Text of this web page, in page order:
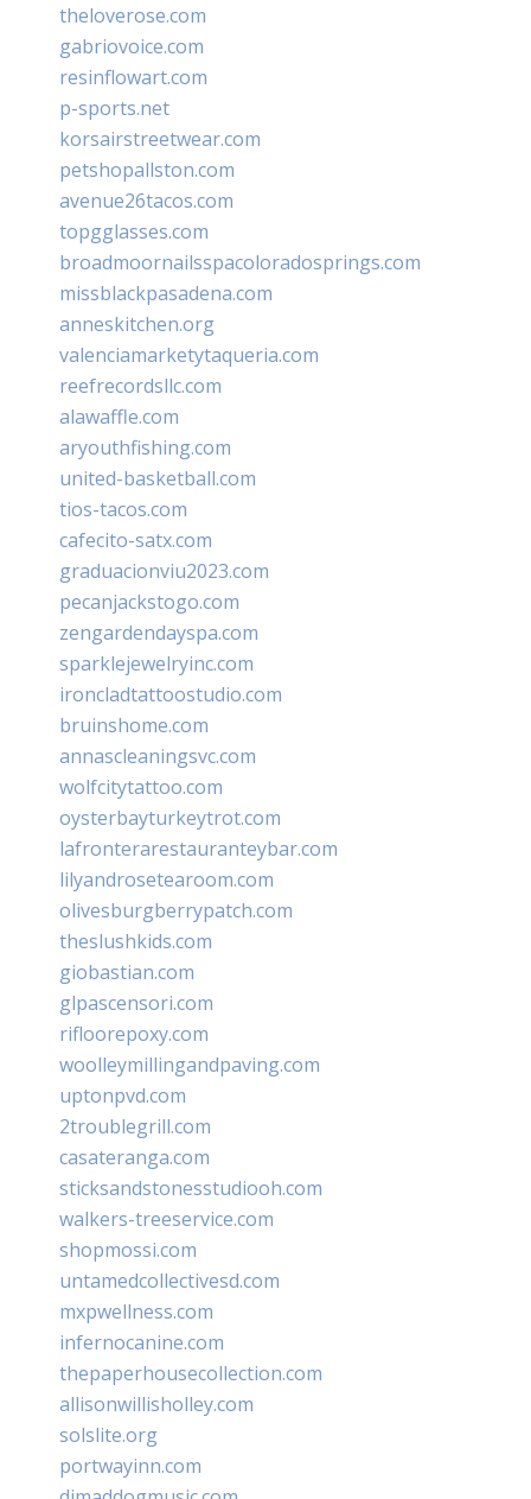
theloverose.com
gabriovoice.com
resinflowart.com
p-sports.net
korsairstreetwear.com
petshopallston.com
avenue26tacos.com
topgglasses.com
broadmoornailsspacoloradosprings.com
missblackpasadena.com
anneskitchen.org
valenciamarketytaqueria.com
reefrecordsllc.com
alawaffle.com
aryouthfishing.com
united-basketball.com
tios-tacos.com
cafecito-satx.com
graduacionviu2023.com
pecanjackstogo.com
zengardendayspa.com
sparklejewelryinc.com
ironcladtattoostudio.com
bruinshome.com
annascleaningsvc.com
wolfcitytattoo.com
oysterbayturkeytrot.com
lafronterarestauranteybar.com
lilyandrosetearoom.com
olivesburgberrypatch.com
theslushkids.com
giobastian.com
glpascensori.com
rifloorepoxy.com
woolleymillingandpaving.com
uptonpvd.com
2troublegrill.com
casateranga.com
sticksandstonesstudiooh.com
walkers-treeservice.com
shopmossi.com
untamedcollectivesd.com
mxpwellness.com
infernocanine.com
thepaperhousecollection.com
allisonwillisholley.com
solslite.org
portwayinn.com